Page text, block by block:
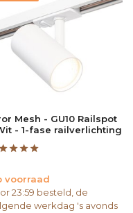
Mesh - GU10 Railspot
- 1-fase railverlichting
voorraad
23:59 besteld, de
werkdag 's avonds